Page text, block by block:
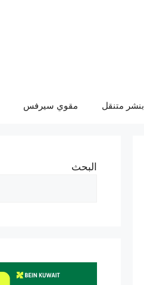
بنشر متنقل مقوي سيرفس
البحث